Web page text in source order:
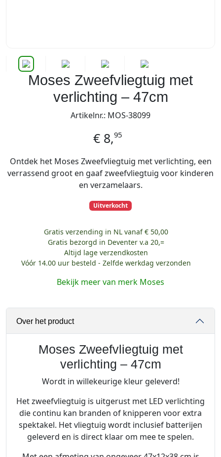
Moses Zweefvliegtuig met
verlichting – 47cm
Artikelnr.: MOS-38099
€ 8,95
Ontdek het Moses Zweefvliegtuig met verlichting, een
verrassend groot en gaaf zweefvliegtuig voor kinderen
en verzamelaars.
Uitverkocht
Gratis verzending in NL vanaf € 50,00
Gratis bezorgd in Deventer v.a 20,=
Altijd lage verzendkosten
Vóór 14.00 uur besteld - Zelfde werkdag verzonden
Bekijk meer van merk Moses
Over het product
Moses Zweefvliegtuig met
verlichting – 47cm
Wordt in willekeurige kleur geleverd!
Het zweefvliegtuig is uitgerust met LED verlichting
die continu kan branden of knipperen voor extra
spektakel. Het vliegtuig wordt inclusief batterijen
geleverd en is direct klaar om mee te spelen.